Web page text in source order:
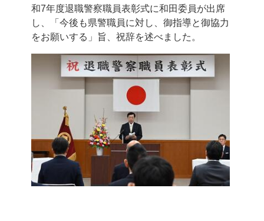
和7年度退職警察職員表彰式に和田委員が出席
し、「今後も県警職員に対し、御指導と御協力
をお願いする」旨、祝辞を述べました。